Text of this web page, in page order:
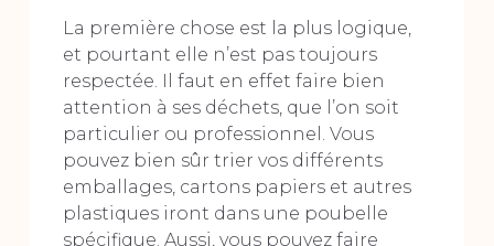
La première chose est la plus logique,
et pourtant elle n’est pas toujours
respectée. Il faut en effet faire bien
attention à ses déchets, que l’on soit
particulier ou professionnel. Vous
pouvez bien sûr trier vos différents
emballages, cartons papiers et autres
plastiques iront dans une poubelle
spécifique. Aussi, vous pouvez faire